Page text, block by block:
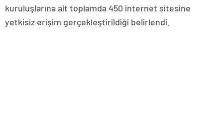
kuruluşlarına ait toplamda 450 internet sitesine
yetkisiz erişim gerçekleştirildiği belirlendi.